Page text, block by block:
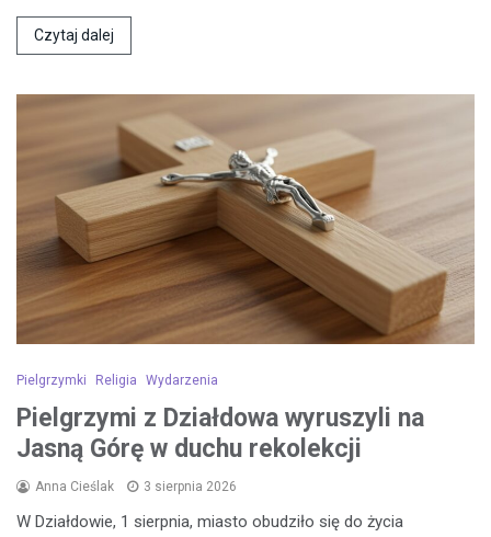
Czytaj dalej
Pielgrzymki Religia Wydarzenia
Pielgrzymi z Działdowa wyruszyli na
Jasną Górę w duchu rekolekcji
Anna Cieślak 3 sierpnia 2026
W Działdowie, 1 sierpnia, miasto obudziło się do życia